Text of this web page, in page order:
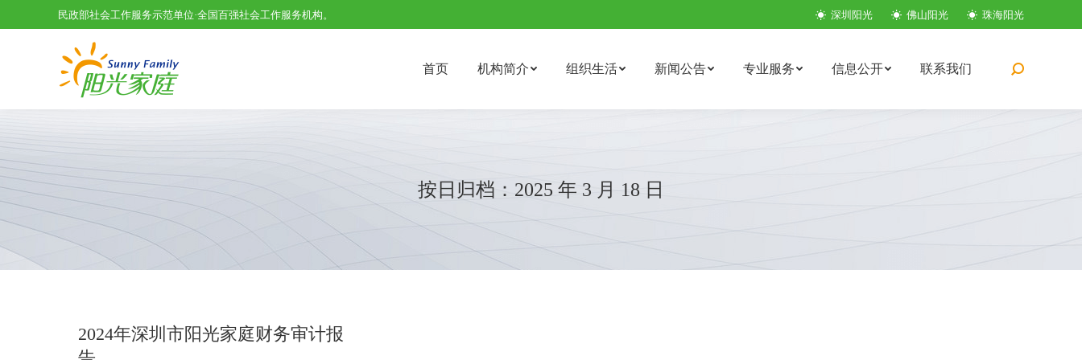
民政部社会工作服务示范单位·全国百强社会工作服务机构。 深圳阳光 佛山阳光 珠海阳光
首页 机构简介 组织生活 新闻公告 专业服务 信息公开 联系我们
搜
按日归档： 2025 年 3 月 18 日
2024年深圳市阳光家庭财务审计报